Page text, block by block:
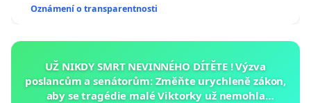
Oznámení o transparentnosti
UŽ NIKDY SMRT NEVINNÉHO DÍTĚTE ! Výzva
poslancům a senátorům: Změňte urychleně zákon,
aby se tragédie malé Viktorky už nemohla